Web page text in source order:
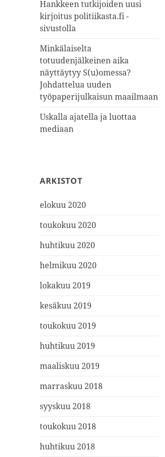
Hankkeen tutkijoiden uusi
kirjoitus politiikasta.fi -
sivustolla
Minkälaiselta
totuudenjälkeinen aika
näyttäytyy S(u)omessa?
Johdattelua uuden
työpaperijulkaisun maailmaan
Uskalla ajatella ja luottaa
mediaan
ARKISTOT
elokuu 2020
toukokuu 2020
huhtikuu 2020
helmikuu 2020
lokakuu 2019
kesäkuu 2019
toukokuu 2019
huhtikuu 2019
maaliskuu 2019
marraskuu 2018
syyskuu 2018
toukokuu 2018
huhtikuu 2018